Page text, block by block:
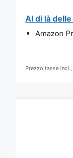
Al di là
Amazon
Prezzo tasse